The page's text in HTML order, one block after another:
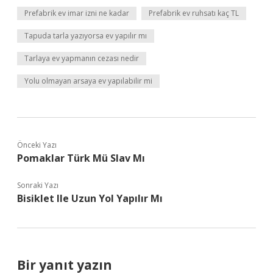
Prefabrik ev imar izni ne kadar Prefabrik ev ruhsatı kaç TL
Tapuda tarla yazıyorsa ev yapılır mı
Tarlaya ev yapmanın cezası nedir
Yolu olmayan arsaya ev yapılabilir mi
Önceki Yazı
Pomaklar Türk Mü Slav Mı
Sonraki Yazı
Bisiklet Ile Uzun Yol Yapılır Mı
Bir yanıt yazın